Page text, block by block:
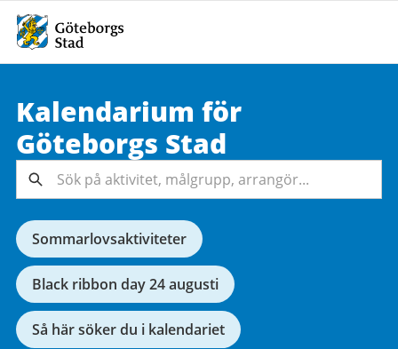
Kalendarium för
Göteborgs Stad
Sök på
aktivitet,
målgrupp,
arrangör...
Sök
Sommarlovsaktiviteter
Black ribbon day 24 augusti
Så här söker du i kalendariet